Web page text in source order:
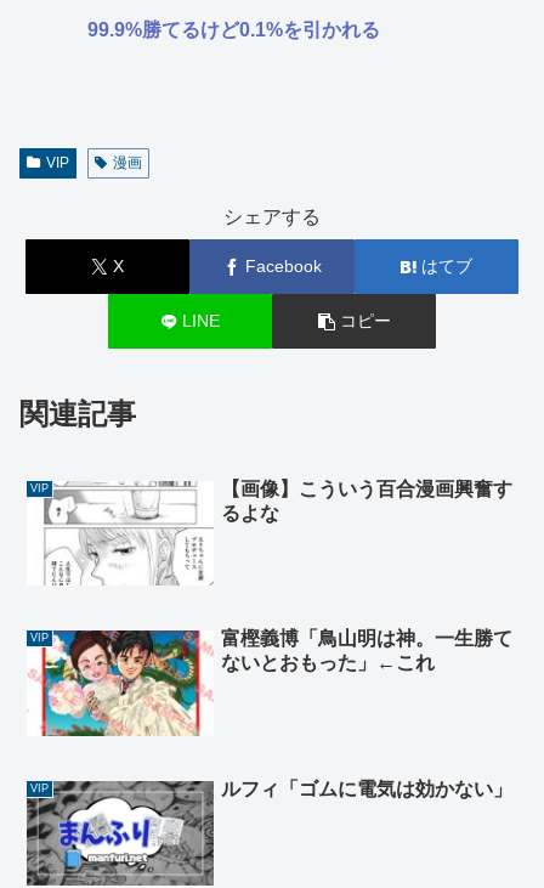
99.9%勝てるけど0.1%を引かれる
VIP 漫画
シェアする
X Facebook はてブ
LINE コピー
関連記事
VIP
【画像】こういう百合漫画興奮す
るよな
VIP
富樫義博「鳥山明は神。一生勝て
ないとおもった」←これ
VIP ルフィ「ゴムに電気は効かない」